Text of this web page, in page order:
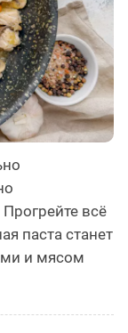
всё
паста станет
и мясом